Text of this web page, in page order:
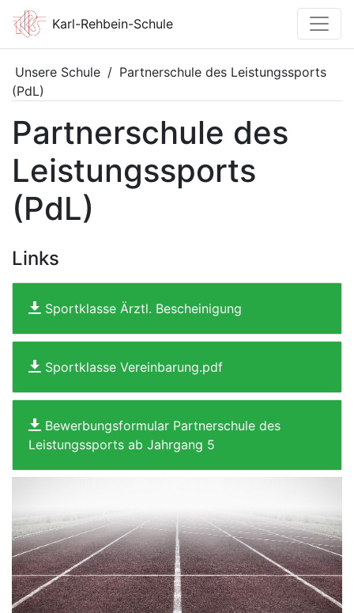
Karl-Rehbein-Schule
Unsere Schule / Partnerschule des Leistungssports
(PdL)
Partnerschule des
Leistungssports
(PdL)
Links
Sportklasse Ärztl. Bescheinigung
Sportklasse Vereinbarung.pdf
Bewerbungsformular Partnerschule des
Leistungssports ab Jahrgang 5